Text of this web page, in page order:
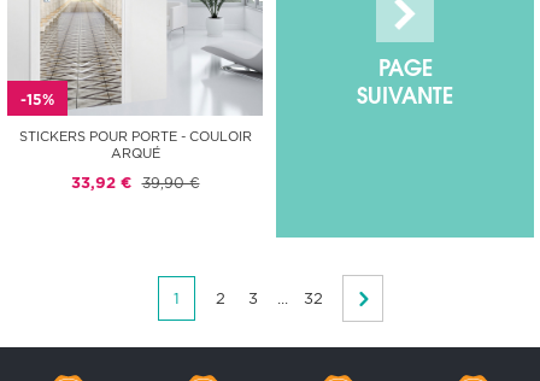
-15%
STICKERS POUR PORTE - COULOIR
ARQUÉ
33,92 € 39,90 €
PAGE
SUIVANTE
1 2 3 ... 32